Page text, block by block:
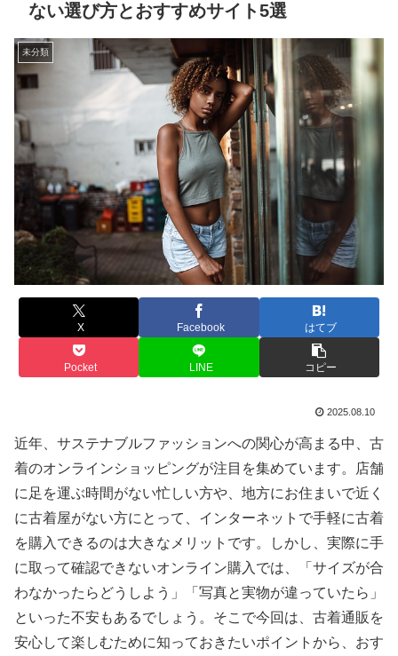
ない選び方とおすすめサイト5選
未分類
X Facebook はてブ
Pocket LINE コピー
2025.08.10
近年、サステナブルファッションへの関心が高まる中、古
着のオンラインショッピングが注目を集めています。店舗
に足を運ぶ時間がない忙しい方や、地方にお住まいで近く
に古着屋がない方にとって、インターネットで手軽に古着
を購入できるのは大きなメリットです。しかし、実際に手
に取って確認できないオンライン購入では、「サイズが合
わなかったらどうしよう」「写真と実物が違っていたら」
といった不安もあるでしょう。そこで今回は、古着通販を
安心して楽しむために知っておきたいポイントから、おす